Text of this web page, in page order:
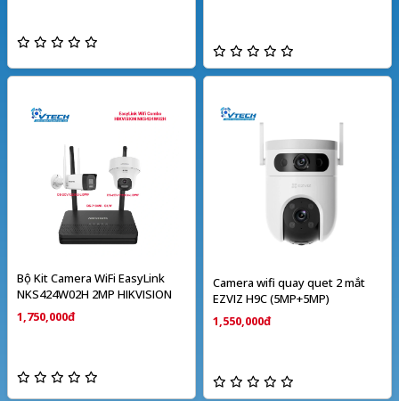
Bộ Kit Camera WiFi EasyLink
NKS424W02H 2MP HIKVISION
1,750,000đ
Camera wifi quay quet 2 mắt
EZVIZ H9C (5MP+5MP)
1,550,000đ